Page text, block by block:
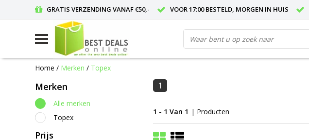
GRATIS VERZENDING VANAF €50,- VOOR 17:00 BESTELD, MORGEN IN HUIS
Home / Merken / Topex
Merken
Alle merken
Topex
Prijs
1
1 - 1 Van 1 | Producten